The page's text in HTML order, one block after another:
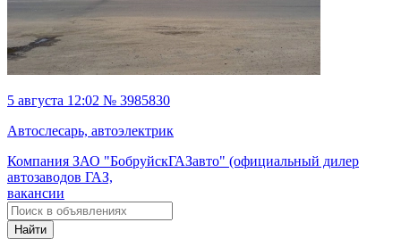
5 августа 12:02 № 3985830
Автослесарь, автоэлектрик
Компания ЗАО "БобруйскГАЗавто" (официальный дилер
автозаводов ГАЗ,
вакансии
Найти